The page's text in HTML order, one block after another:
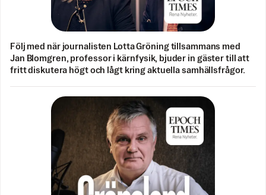
Följ med när journalisten Lotta Gröning tillsammans med
Jan Blomgren, professor i kärnfysik, bjuder in gäster till att
fritt diskutera högt och lågt kring aktuella samhällsfrågor.